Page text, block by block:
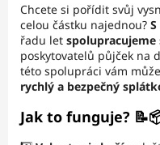
Chcete si pořídit svůj
celou částku najednou?
řadu let spolupracujeme
poskytovatelů půjček na
této spolupráci vám
rychlý a bezpečný
Jak to funguje?